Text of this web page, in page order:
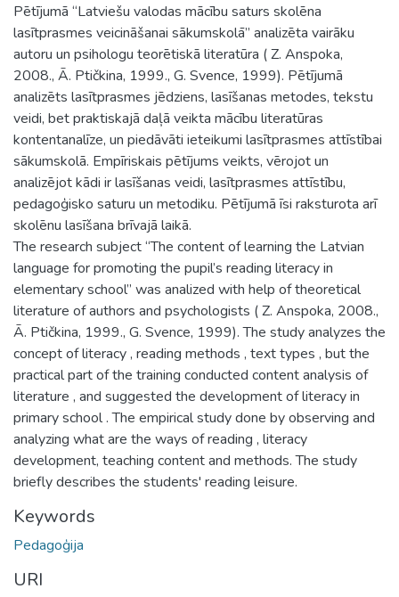
Pētījumā “Latviešu valodas mācību saturs skolēna
lasītprasmes veicināšanai sākumskolā” analizēta vairāku
autoru un psihologu teorētiskā literatūra ( Z. Anspoka,
2008., Ā. Ptičkina, 1999., G. Svence, 1999). Pētījumā
analizēts lasītprasmes jēdziens, lasīšanas metodes, tekstu
veidi, bet praktiskajā daļā veikta mācību literatūras
kontentanalīze, un piedāvāti ieteikumi lasītprasmes attīstībai
sākumskolā. Empīriskais pētījums veikts, vērojot un
analizējot kādi ir lasīšanas veidi, lasītprasmes attīstību,
pedagoģisko saturu un metodiku. Pētījumā īsi raksturota arī
skolēnu lasīšana brīvajā laikā.
The research subject “The content of learning the Latvian
language for promoting the pupil’s reading literacy in
elementary school” was analized with help of theoretical
literature of authors and psychologists ( Z. Anspoka, 2008.,
Ā. Ptičkina, 1999., G. Svence, 1999). The study analyzes the
concept of literacy , reading methods , text types , but the
practical part of the training conducted content analysis of
literature , and suggested the development of literacy in
primary school . The empirical study done by observing and
analyzing what are the ways of reading , literacy
development, teaching content and methods. The study
briefly describes the students' reading leisure.
Keywords
Pedagoģija
URI